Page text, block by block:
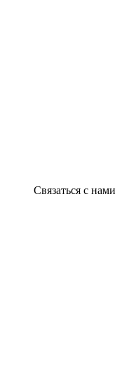
Связаться с нами